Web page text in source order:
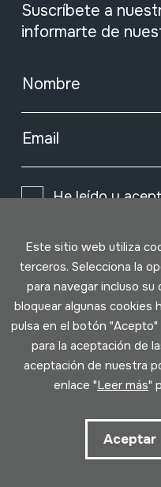
Suscríbete a
informarte de
Nombre
Email
He leído y
Condiciones de
Este sitio web utiliza
terceros. Selecciona la
para navegar incluso
bloquear algunas cookies
pulsa en el botón
para la aceptación de
aceptación de nuestra
enlace "Leer más"
Aceptar